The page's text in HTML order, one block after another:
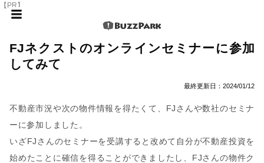
【PR】
FJネクストのオンラインセミナーに参加
してみて
最終更新日： 2024/01/12
不動産市況や次の物件情報を得たくて、FJさんや数社のセミナ
ーに参加しました。
いざFJさんのセミナーを受講すると改めて自分が不動産投資を
始めたことに確信を得ることができましたし、FJさんの物件ク